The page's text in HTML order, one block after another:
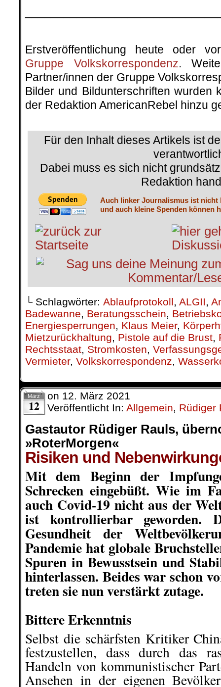
Erstveröffentlichung heute oder
Gruppe Volkskorrespondenz.
Partner/innen der Gruppe
Bilder und Bildunterschriften wurden
der Redaktion AmericanRebel hinzu
Für den Inhalt dieses Artikels ist
Dabei muss es sich nicht
Redaktion
Auch linker Journalismus ist nicht
und auch kleine Spenden können
└ Schlagwörter: Ablaufprotokoll, ALGII,
Badewanne, Beratungsschein,
Energiesperrungen, Klaus Meier,
Mietzurückhaltung, Pistole auf die Brust,
Rechtsstaat, Stromkosten,
Vermieter, Volkskorrespondenz,
März
12
on 12. März 2021
Veröffentlicht In: Allgemein, Rüdiger
Gastautor Rüdiger Rauls,
»RoterMorgen«
Risiken und
Mit dem Beginn der
Schrecken eingebüßt. Wie im
auch Covid-19 nicht aus der
ist kontrollierbar geworden.
Gesundheit der
Pandemie hat globale
Spuren in Bewusstsein und
hinterlassen. Beides war schon
treten sie nun verstärkt zutage.
Bittere Erkenntnis
Selbst die schärfsten Kritiker
festzustellen, dass durch das
Handeln von kommunistischer
Ansehen in der eigenen